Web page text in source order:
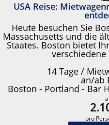
USA Reise:
Heute besuchen Sie
Massachusetts und die
Staates. Boston bietet
14 Tage /
an/ab
Boston - Portland - Bar
pro